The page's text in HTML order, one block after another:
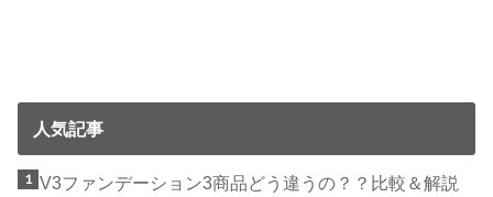
人気記事
V3ファンデーション3商品どう違うの？？比較＆解説